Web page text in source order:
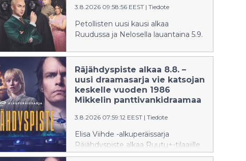
3.8.2026 09:58:56 EEST | Tiedote
Petollisten uusi kausi alkaa
Ruudussa ja Nelosella lauantaina 5.9.
Räjähdyspiste alkaa 8.8. –
uusi draamasarja vie katsojan
keskelle vuoden 1986
Mikkelin panttivankidraamaa
3.8.2026 07:59:12 EEST | Tiedote
Elisa Viihde -alkuperäissarja
Räjähdyspiste alkaa Ruutu+-tilaajille
lauantaina 8.8.2026, kun Mikkelin